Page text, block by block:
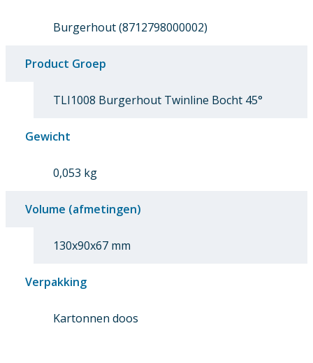
Burgerhout (8712798000002)
Product Groep
TLI1008 Burgerhout Twinline Bocht 45°
Gewicht
0,053 kg
Volume (afmetingen)
130x90x67 mm
Verpakking
Kartonnen doos